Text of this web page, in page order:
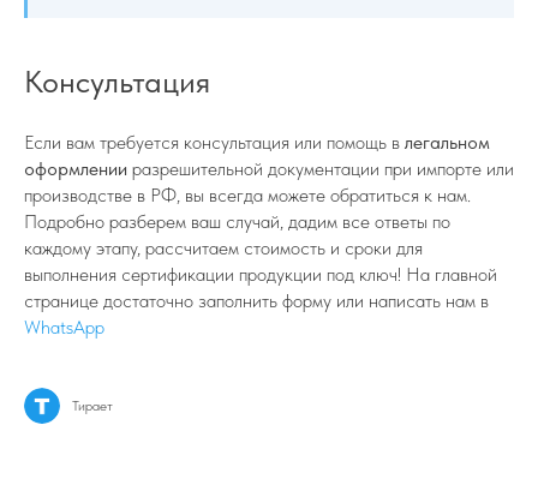
Консультация
Если вам требуется консультация или помощь в легальном
оформлении разрешительной документации при импорте или
производстве в РФ, вы всегда можете обратиться к нам.
Подробно разберем ваш случай, дадим все ответы по
каждому этапу, рассчитаем стоимость и сроки для
выполнения сертификации продукции под ключ! На главной
странице достаточно заполнить форму или написать нам в
WhatsApp
Тирает